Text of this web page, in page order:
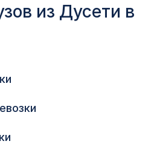
из Дусети в